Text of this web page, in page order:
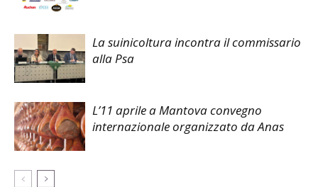
La suinicoltura incontra il commissario
alla Psa
L’11 aprile a Mantova convegno
internazionale organizzato da Anas